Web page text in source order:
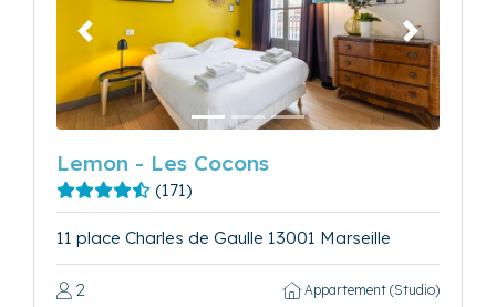
Précédent Suivant
Lemon - Les Cocons
(171)
11 place Charles de Gaulle 13001 Marseille
2 Appartement (Studio)